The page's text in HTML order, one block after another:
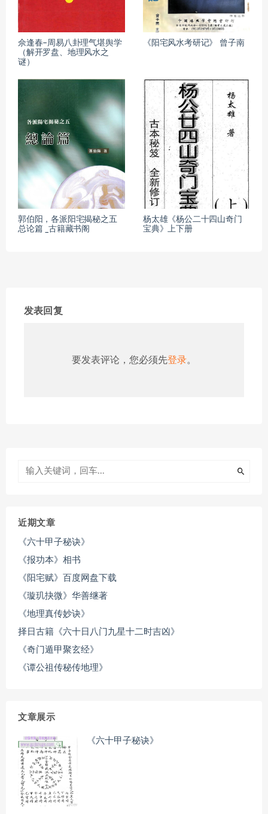
佘逢春–周易八卦理气堪舆学
（解开罗盘、地理风水之
谜）
《阳宅风水考研记》 曾子南
郭伯阳，各派阳宅揭秘之五
总论篇 _古籍藏书阁
杨太雄《杨公二十四山奇门
宝典》上下册
发表回复
要发表评论，您必须先登录。
近期文章
《六十甲子秘诀》
《报功本》相书
《阳宅赋》百度网盘下载
《璇玑抉微》华善继著
《地理真传妙诀》
择日古籍《六十日八门九星十二时吉凶》
《奇门遁甲聚玄经》
《谭公祖传秘传地理》
文章展示
《六十甲子秘诀》